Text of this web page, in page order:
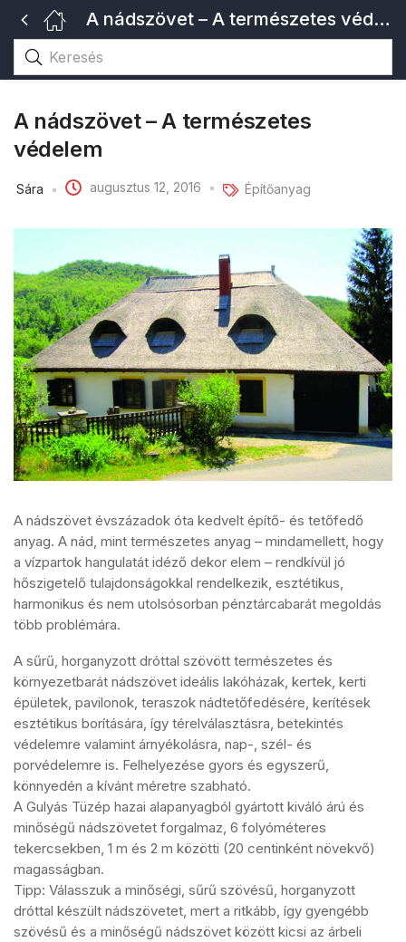
A nádszövet – A természetes védelem
A nádszövet – A természetes
védelem
Sára augusztus 12, 2016 Építőanyag
A nádszövet évszázadok óta kedvelt építő- és tetőfedő
anyag. A nád, mint természetes anyag – mindamellett, hogy
a vízpartok hangulatát idéző dekor elem – rendkívül jó
hőszigetelő tulajdonságokkal rendelkezik, esztétikus,
harmonikus és nem utolsósorban pénztárcabarát megoldás
több problémára.
A sűrű, horganyzott dróttal szövött természetes és
környezetbarát nádszövet ideális lakóházak, kertek, kerti
épületek, pavilonok, teraszok nádtetőfedésére, kerítések
esztétikus borítására, így térelválasztásra, betekintés
védelemre valamint árnyékolásra, nap-, szél- és
porvédelemre is. Felhelyezése gyors és egyszerű,
könnyedén a kívánt méretre szabható.
A Gulyás Tüzép hazai alapanyagból gyártott kiváló árú és
minőségű nádszövetet forgalmaz, 6 folyóméteres
tekercsekben, 1 m és 2 m közötti (20 centinként növekvő)
magasságban.
Tipp: Válasszuk a minőségi, sűrű szövésű, horganyzott
dróttal készült nádszövetet, mert a ritkább, így gyengébb
szövésű és a minőségű nádszövet között kicsi az árbeli